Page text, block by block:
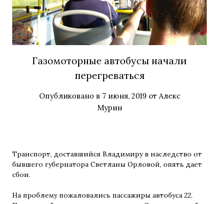
Газомоторные автобусы начали
перегреваться
Опубликовано в 7 июня, 2019 от Алекс
Мурин
Транспорт, доставшийся Владимиру в наследство от
бывшего губернатора Светланы Орловой, опять дает
сбои.
На проблему пожаловались пассажиры автобуса 22.